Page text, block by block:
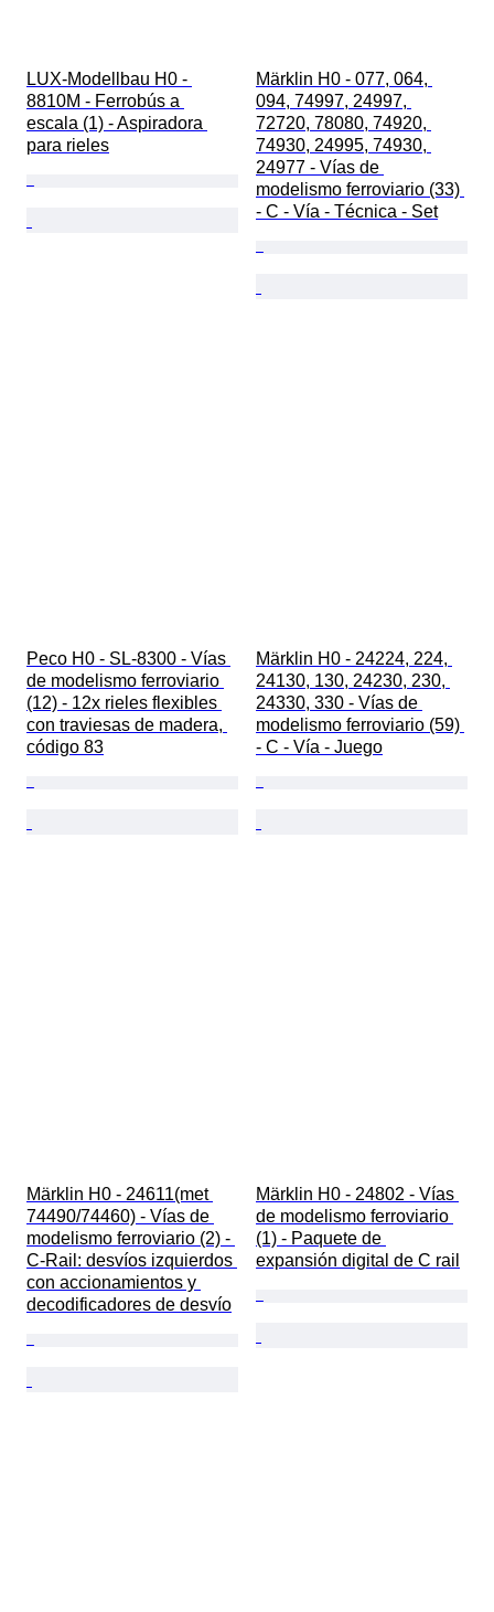
LUX-Modellbau H0 -
8810M - Ferrobús a
escala (1) - Aspiradora
para rieles
Märklin H0 - 077, 064,
094, 74997, 24997,
72720, 78080, 74920,
74930, 24995, 74930,
24977 - Vías de
modelismo ferroviario (33)
- C - Vía - Técnica - Set
Peco H0 - SL-8300 - Vías
de modelismo ferroviario
(12) - 12x rieles flexibles
con traviesas de madera,
código 83
Märklin H0 - 24224, 224,
24130, 130, 24230, 230,
24330, 330 - Vías de
modelismo ferroviario (59)
- C - Vía - Juego
Märklin H0 - 24611(met
74490/74460) - Vías de
modelismo ferroviario (2) -
C-Rail: desvíos izquierdos
con accionamientos y
decodificadores de desvío
Märklin H0 - 24802 - Vías
de modelismo ferroviario
(1) - Paquete de
expansión digital de C rail